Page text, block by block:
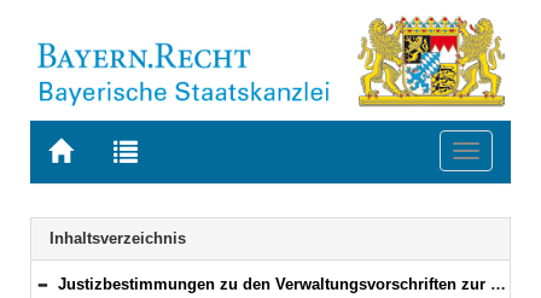
Zur
BAYERN.RECHT
Zur
letzten
Suche
Toggle
Navigation
Inhaltsverzeichnis
Justizbestimmungen zu den Verwaltungsvorschriften zur Bayerischen Haushaltsordnung